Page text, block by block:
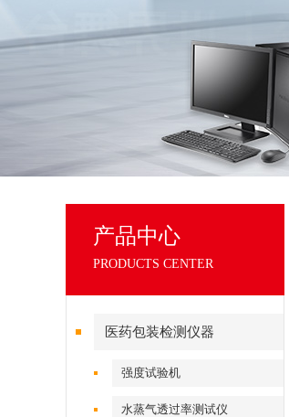
产品中心
PRODUCTS CENTER
医药包装检测仪器
强度试验机
水蒸气透过率测试仪